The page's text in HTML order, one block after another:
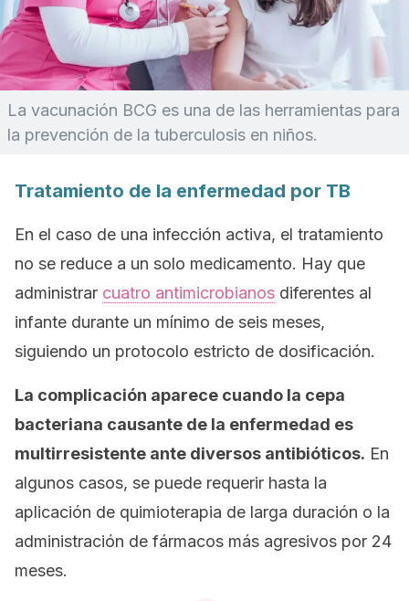
La vacunación BCG es una de las herramientas para
la prevención de la tuberculosis en niños.
Tratamiento de la enfermedad por TB
En el caso de una infección activa, el tratamiento
no se reduce a un solo medicamento. Hay que
administrar cuatro antimicrobianos diferentes al
infante durante un mínimo de seis meses,
siguiendo un protocolo estricto de dosificación.
La complicación aparece cuando la cepa
bacteriana causante de la enfermedad es
multirresistente ante diversos antibióticos. En
algunos casos, se puede requerir hasta la
aplicación de quimioterapia de larga duración o la
administración de fármacos más agresivos por 24
meses.